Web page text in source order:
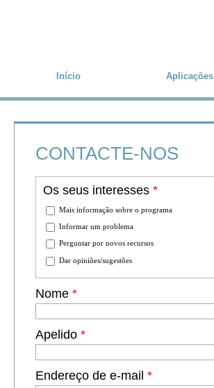
Início Aplicações
CONTACTE-NOS
Os seus interesses *
Mais informação sobre o programa
Informar um problema
Perguntar por novos recursos
Dar opiniões/sugestões
Nome *
Apelido *
Endereço de e-mail *